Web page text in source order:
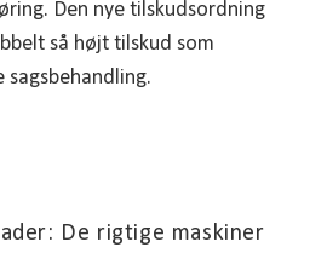
Den nye tilskudsordning
så højt tilskud som
De rigtige maskiner